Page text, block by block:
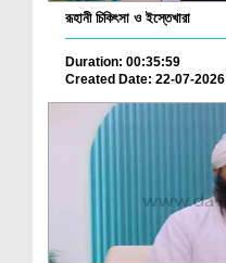
রূহানী চিকিৎসা ও ইস্তেখারা
Duration: 00:35:59
Created Date: 22-07-2026